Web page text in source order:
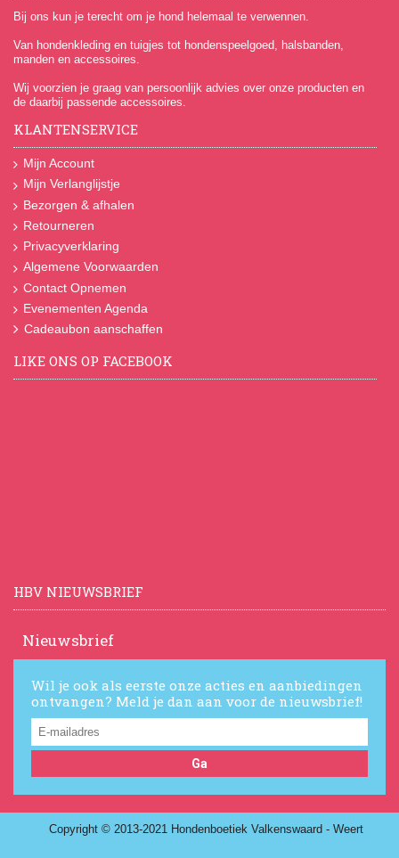
Bij ons kun je terecht om je hond helemaal te verwennen.
Van hondenkleding en tuigjes tot hondenspeelgoed, halsbanden,
manden en accessoires.
Wij voorzien je graag van persoonlijk advies over onze producten en
de daarbij passende accessoires.
KLANTENSERVICE
Mijn Account
Mijn Verlanglijstje
Bezorgen & afhalen
Retourneren
Privacyverklaring
Algemene Voorwaarden
Contact Opnemen
Evenementen Agenda
Cadeaubon aanschaffen
LIKE ONS OP FACEBOOK
HBV NIEUWSBRIEF
Nieuwsbrief
Wil je ook als eerste onze acties en aanbiedingen
ontvangen? Meld je dan aan voor de nieuwsbrief!
Ga
Copyright © 2013-2021 Hondenboetiek Valkenswaard - Weert